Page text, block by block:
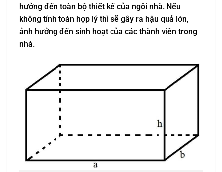
hưởng đến toàn bộ thiết kế của ngôi nhà. Nếu
không tính toán hợp lý thì sẽ gây ra hậu quả lớn,
ảnh hưởng đến sinh hoạt của các thành viên trong
nhà.